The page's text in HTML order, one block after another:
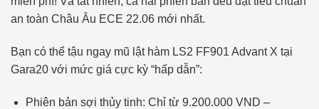
an toàn Châu Âu ECE 22.06 mới nhất.
Bạn có thể tậu ngay mũ lật hàm LS2 FF901 Advant X tại
Gara20 với mức giá cực kỳ “hấp dẫn”:
Phiên bản sợi thủy tinh: Chỉ từ 9.200.000 VND –